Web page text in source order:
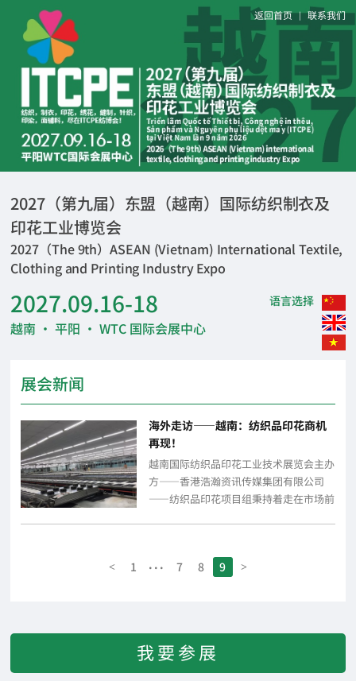
返回首页 | 联系我们
2027（第九届）东盟（越南）国际纺织制衣及
印花工业博览会
2027（The 9th）ASEAN (Vietnam) International Textile,
Clothing and Printing Industry Expo
2027.09.16-18
越南 · 平阳 · WTC 国际会展中心
语言选择
展会新闻
海外走访——越南：纺织品印花商机
再现！
越南国际纺织品印花工业技术展览会主办
方——香港浩瀚资讯传媒集团有限公司
——纺织品印花项目组秉持着走在市场前
< 1 ... 7 8 9 >
我要参展